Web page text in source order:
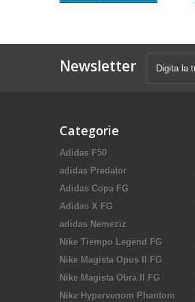
Newsletter
Categorie
Adidas F50
adidas Predator
Adidas Copa FG
Adidas X FG
adidas Nemeziz
Nike Tiempo Legend FG
Nike Magista Opus II FG
Nike Magista Obra II FG
Nike Hypervenom Phantom